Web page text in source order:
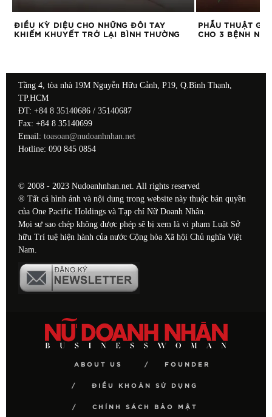
ĐIỀU KỲ DIỆU CHO NHỮNG ĐÔI TAY
KHIẾM KHUYẾT TRỞ LẠI BÌNH THƯỜNG
PHẪU THUẬT
CHO 3 BỆNH
Tầng 4, tòa nhà 19M Nguyễn Hữu Cảnh, P19, Q.Bình Thạnh,
TP.HCM
ĐT: +84 8 35140686 / 35140687
Fax: +84 8 35140699
Email: toasoan@nudoanhnhan.net
Hotline: 090 845 0854
© 2008 - 2023 Nudoanhnhan.net. All rights reserved
® Tất cả hình ảnh và nội dung trong website này thuộc bản quyền
của One Pacific Holdings và Tạp chí Nữ Doanh Nhân.
Mọi sự sao chép không được phép sẽ bị xem là vi phạm Luật Sở
hữu Trí tuệ hiện hành của nước Cộng hòa Xã hội Chủ nghĩa Việt
Nam.
ABOUT US FOUNDER
ĐIỀU KHOẢN SỬ DỤNG
CHÍNH SÁCH BẢO MẬT